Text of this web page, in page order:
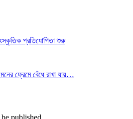
প্রতিযোগিতা শুরু
ফ্রেমে বেঁধে রাখা যায়…
published.